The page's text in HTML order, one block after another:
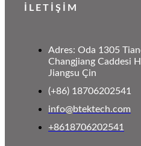
İLETİŞİM
Adres: Oda 1305
Changjiang Caddesi
Jiangsu Çin
(+86) 18706202541
info@btektech.com
+8618706202541